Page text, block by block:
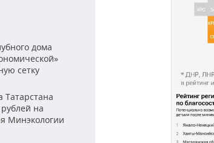
дома
сетку
на
Минэкологии